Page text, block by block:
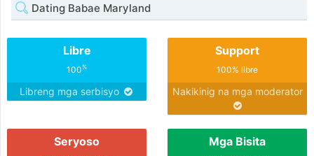
Dating Babae Maryland
Libre
100%
Libreng mga serbisyo
Support
100% libre
Nakikinig na mga moderator
Seryoso Mga Bisita